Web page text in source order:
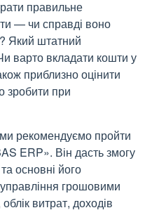
правильне
— чи справді воно
Який штатний
варто вкладати кошти у
приблизно оцінити
зробити при
рекомендуємо пройти
ERP». Він дасть змогу
основні його
управління грошовими
витрат, доходів